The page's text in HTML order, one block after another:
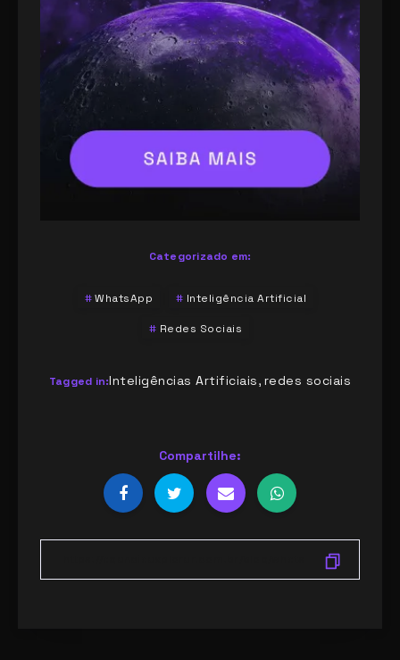
Categorizado em:
WhatsApp Inteligência Artificial
Redes Sociais
Tagged in:Inteligências Artificiais, redes sociais
Compartilhe: